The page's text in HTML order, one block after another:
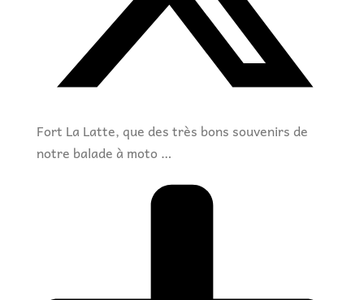
Fort La Latte, que des très bons souvenirs de
notre balade à moto …